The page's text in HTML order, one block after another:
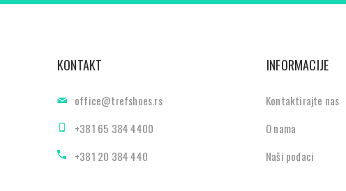
KONTAKT
office@trefshoes.rs
+381 65 384 4400
+381 20 384 440
INFORMACIJE
Kontaktirajte nas
O nama
Naši podaci